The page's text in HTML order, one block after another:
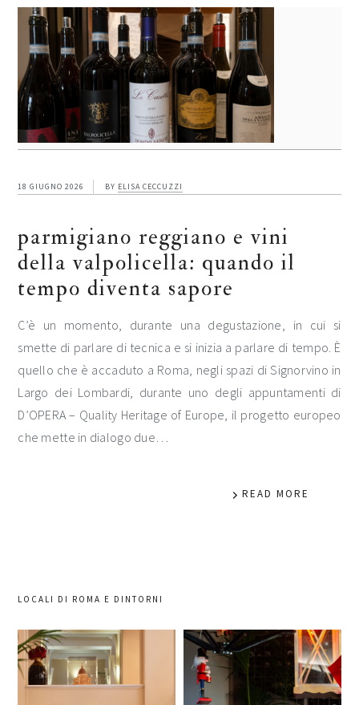
18 GIUGNO 2026 BY ELISA CECCUZZI
parmigiano reggiano e vini
della valpolicella: quando il
tempo diventa sapore
C’è un momento, durante una degustazione, in cui si
smette di parlare di tecnica e si inizia a parlare di tempo. È
quello che è accaduto a Roma, negli spazi di Signorvino in
Largo dei Lombardi, durante uno degli appuntamenti di
D’OPERA – Quality Heritage of Europe, il progetto europeo
che mette in dialogo due…
READ MORE
LOCALI DI ROMA E DINTORNI